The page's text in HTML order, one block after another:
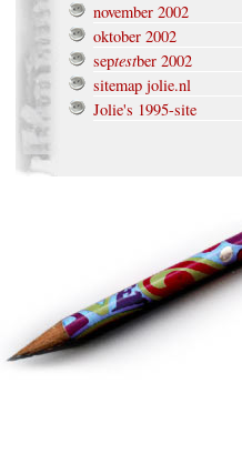
november 2002
oktober 2002
septestber 2002
sitemap jolie.nl
Jolie's 1995-site